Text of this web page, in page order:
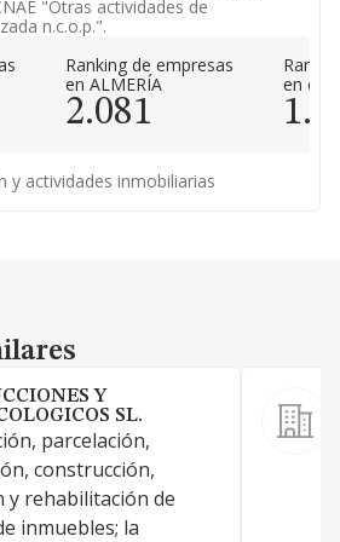
"Otras actividades de
n.c.o.p.".
Ranking de empresas
en ALMERÍA
2.081
en el
y actividades inmobiliarias
Y
SL.
parcelación,
construcción,
y rehabilitación de
inmuebles; la